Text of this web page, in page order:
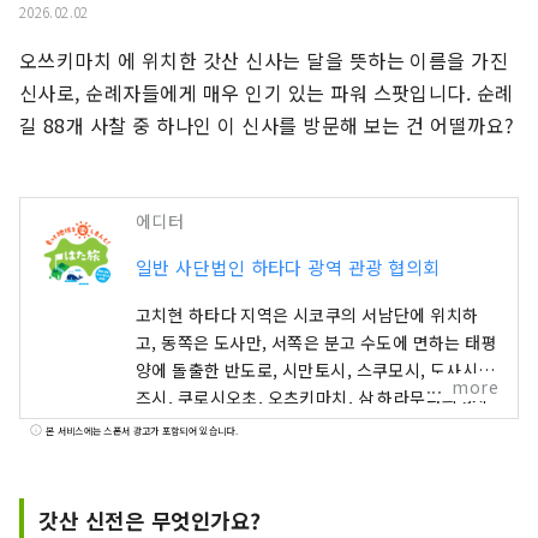
2026.02.02
오쓰키마치 에 위치한 갓산 신사는 달을 뜻하는 이름을 가진
신사로, 순례자들에게 매우 인기 있는 파워 스팟입니다. 순례
길 88개 사찰 중 하나인 이 신사를 방문해 보는 건 어떨까요?
에디터
일반 사단법인 하타다 광역 관광 협의회
고치현 하타다 지역은 시코쿠의 서남단에 위치하
고, 동쪽은 도사만, 서쪽은 분고 수도에 면하는 태평
양에 돌출한 반도로, 시만토시, 스쿠모시, 도사시미
즈시, 쿠로시오초, 오츠키마치, 삼 하라무라의 3시
2정 1마을로 구성되어 있습니다. 전국적으로 유명
랑하는 산의 은혜 풍부한 자연 대국입니다.
more
본 서비스에는 스폰서 광고가 포함되어 있습니다.
갓산 신전은 무엇인가요?